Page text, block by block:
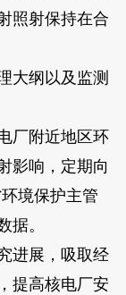
照射保持在合
纲以及监测
附近地区环
影响，定期向
境保护主管
据。
进展，吸取经
提高核电厂安